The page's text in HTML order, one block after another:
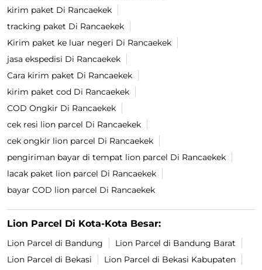
kirim paket Di Rancaekek
tracking paket Di Rancaekek
Kirim paket ke luar negeri Di Rancaekek
jasa ekspedisi Di Rancaekek
Cara kirim paket Di Rancaekek
kirim paket cod Di Rancaekek
COD Ongkir Di Rancaekek
cek resi lion parcel Di Rancaekek
cek ongkir lion parcel Di Rancaekek
pengiriman bayar di tempat lion parcel Di Rancaekek
lacak paket lion parcel Di Rancaekek
bayar COD lion parcel Di Rancaekek
Lion Parcel Di Kota-Kota Besar:
Lion Parcel di Bandung
Lion Parcel di Bandung Barat
Lion Parcel di Bekasi
Lion Parcel di Bekasi Kabupaten